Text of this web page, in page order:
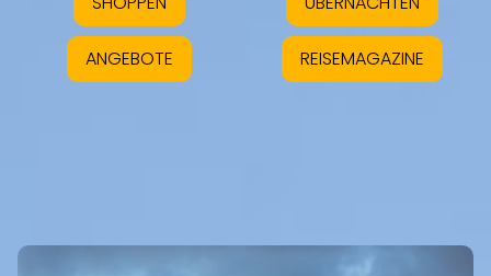
ANGEBOTE REISEMAGAZINE